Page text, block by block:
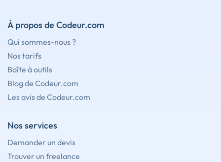
À propos de Codeur.com
Qui sommes-nous ?
Nos tarifs
Boîte à outils
Blog de Codeur.com
Les avis de Codeur.com
Nos services
Demander un devis
Trouver un freelance